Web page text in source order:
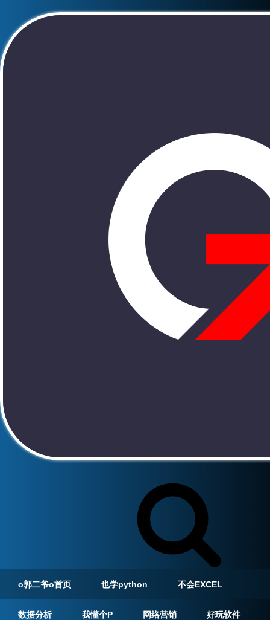
o郭二爷o首页 也学python 不会EXCEL
数据分析 我懂个P 网络营销 好玩软件